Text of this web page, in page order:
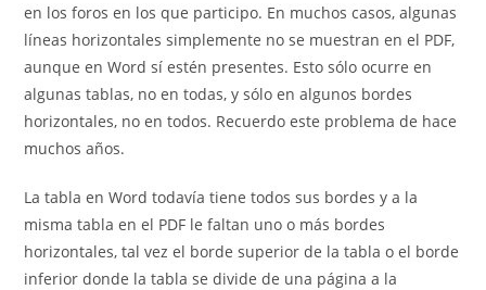
en los foros en los que participo. En muchos casos, algunas
líneas horizontales simplemente no se muestran en el PDF,
aunque en Word sí estén presentes. Esto sólo ocurre en
algunas tablas, no en todas, y sólo en algunos bordes
horizontales, no en todos. Recuerdo este problema de hace
muchos años.
La tabla en Word todavía tiene todos sus bordes y a la
misma tabla en el PDF le faltan uno o más bordes
horizontales, tal vez el borde superior de la tabla o el borde
inferior donde la tabla se divide de una página a la